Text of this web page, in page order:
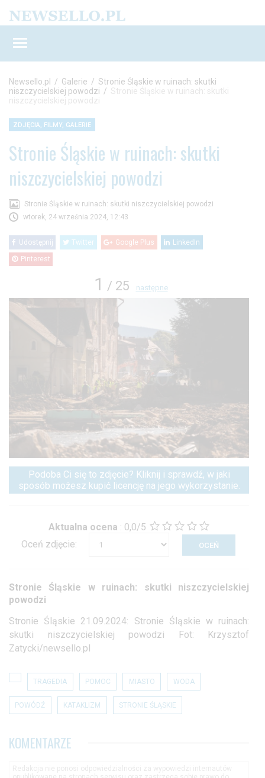
Newsello.pl / Galerie / Stronie Śląskie w ruinach: skutki
niszczycielskiej powodzi / Stronie Śląskie w ruinach: skutki
niszczycielskiej powodzi
ZDJĘCIA, FILMY, GALERIE
Stronie Śląskie w ruinach: skutki
niszczycielskiej powodzi
Stronie Śląskie w ruinach: skutki niszczycielskiej powodzi
wtorek, 24 września 2024, 12:43
Udostępnij Twitter Google Plus LinkedIn
Pinterest
1 / 25 następne
Podoba Ci się to zdjęcie? Kliknij i sprawdź, w jaki
sposób możesz kupić licencję na jego wykorzystanie.
Aktualna ocena : 0,0/5
Oceń zdjęcie:
Stronie Śląskie w ruinach: skutki niszczycielskiej
powodzi
Stronie Śląskie 21.09.2024: Stronie Śląskie w ruinach:
skutki niszczycielskiej powodzi Fot: Krzysztof
Zatycki/newsello.pl
TRAGEDIA POMOC MIASTO WODA
POWÓDŹ KATAKLIZM STRONIE ŚLĄSKIE
KOMENTARZE